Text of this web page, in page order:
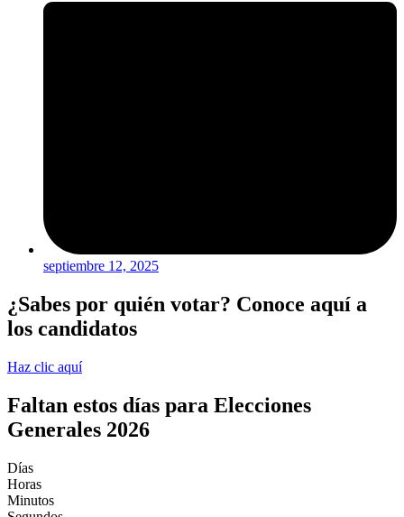
septiembre 12, 2025
¿Sabes por quién votar? Conoce aquí a
los candidatos
Haz clic aquí
Faltan estos días para Elecciones
Generales 2026
Días
Horas
Minutos